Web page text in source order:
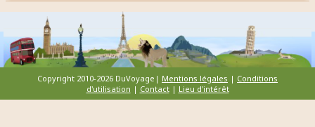
Copyright 2010-2026 DuVoyage| Mentions légales | Conditions
d'utilisation | Contact| Lieu d'intérêt